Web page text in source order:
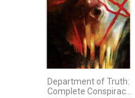
Department of Truth:
Complete Conspiracy